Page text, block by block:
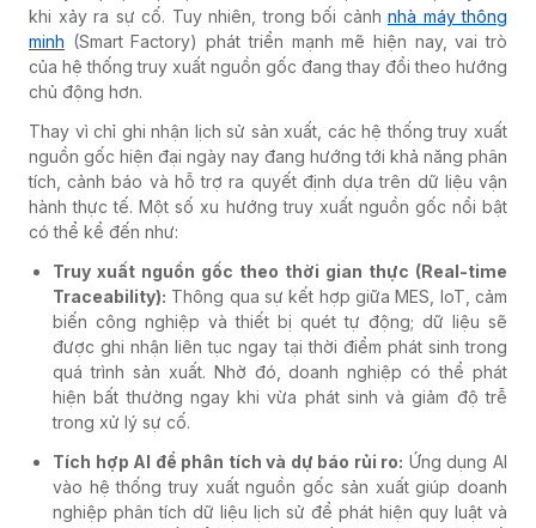
khi xảy ra sự cố. Tuy nhiên, trong bối cảnh nhà máy thông
minh (Smart Factory) phát triển mạnh mẽ hiện nay, vai trò
của hệ thống truy xuất nguồn gốc đang thay đổi theo hướng
chủ động hơn.
Thay vì chỉ ghi nhận lịch sử sản xuất, các hệ thống truy xuất
nguồn gốc hiện đại ngày nay đang hướng tới khả năng phân
tích, cảnh báo và hỗ trợ ra quyết định dựa trên dữ liệu vận
hành thực tế. Một số xu hướng truy xuất nguồn gốc nổi bật
có thể kể đến như:
Truy xuất nguồn gốc theo thời gian thực (Real-time
Traceability): Thông qua sự kết hợp giữa MES, IoT, cảm
biến công nghiệp và thiết bị quét tự động; dữ liệu sẽ
được ghi nhận liên tục ngay tại thời điểm phát sinh trong
quá trình sản xuất. Nhờ đó, doanh nghiệp có thể phát
hiện bất thường ngay khi vừa phát sinh và giảm độ trễ
trong xử lý sự cố.
Tích hợp AI để phân tích và dự báo rủi ro: Ứng dụng AI
vào hệ thống truy xuất nguồn gốc sản xuất giúp doanh
nghiệp phân tích dữ liệu lịch sử để phát hiện quy luật và